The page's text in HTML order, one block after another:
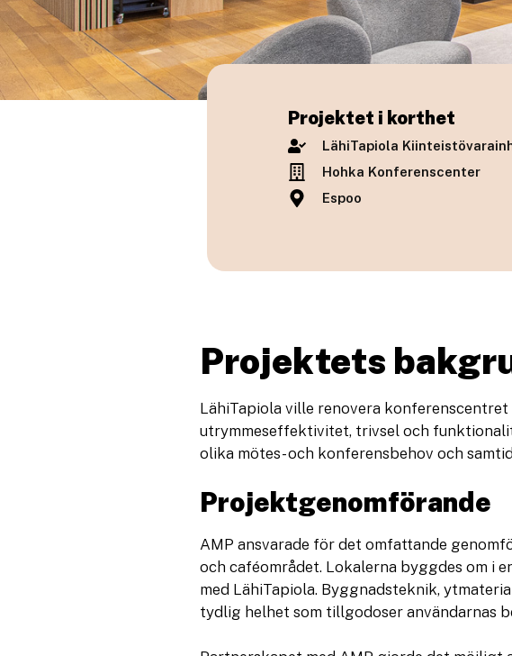
Projektet i korthet
LähiTapiola
Hohka Konferenscenter
Espoo
Projektets
LähiTapiola ville renovera
utrymmeseffektivitet, trivsel och
olika mötes- och konferensbehov och
Projektgenomförande
AMP ansvarade för det omfattande
och caféområdet. Lokalerna byggdes om i
med LähiTapiola. Byggnadsteknik,
tydlig helhet som tillgodoser användarnas